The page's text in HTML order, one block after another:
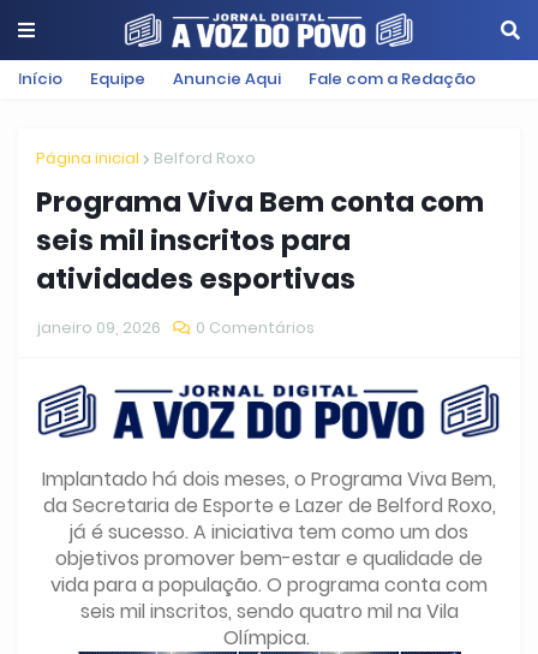
Início Equipe Anuncie Aqui Fale com a Redação
Página inicial Belford Roxo
Programa Viva Bem conta com
seis mil inscritos para
atividades esportivas
janeiro 09, 2026 0 Comentários
Implantado há dois meses, o Programa Viva Bem,
da Secretaria de Esporte e Lazer de Belford Roxo,
já é sucesso. A iniciativa tem como um dos
objetivos promover bem-estar e qualidade de
vida para a população. O programa conta com
seis mil inscritos, sendo quatro mil na Vila
Olímpica.